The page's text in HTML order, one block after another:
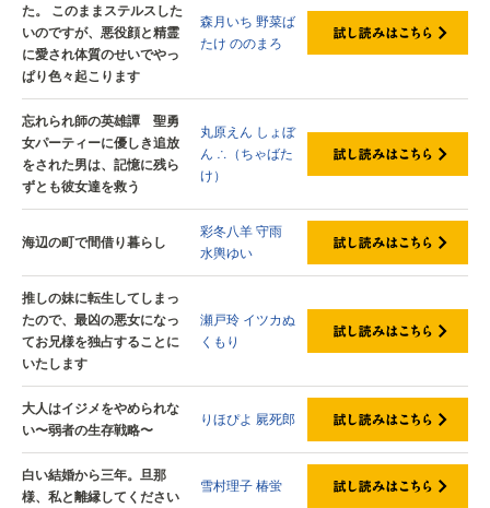
た。 このままステルスした
いのですが、悪役顔と精霊
に愛され体質のせいでやっ
ぱり色々起こります
森月いち 野菜ば
たけ ののまろ
忘れられ師の英雄譚 聖勇
女パーティーに優しき追放
をされた男は、記憶に残ら
ずとも彼女達を救う
丸原えん しょぼ
ん ∴（ちゃばた
け）
海辺の町で間借り暮らし
彩冬八羊守雨
水輿ゆい
推しの妹に転生してしまっ
たので、最凶の悪女になっ
てお兄様を独占することに
いたします
瀬戸玲 イツカぬ
くもり
大人はイジメをやめられな
い〜弱者の生存戦略〜
りほぴよ 屍死郎
白い結婚から三年。旦那
様、私と離縁してください
雪村理子椿蛍